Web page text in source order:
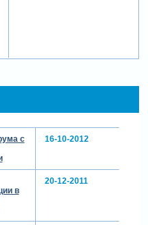
с
16-10-2012
в
20-12-2011